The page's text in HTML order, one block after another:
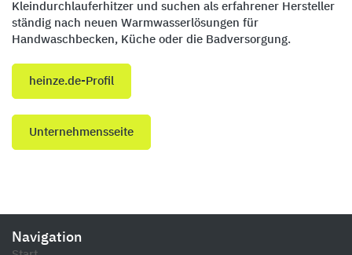
Kleindurchlauferhitzer und suchen als erfahrener Hersteller
ständig nach neuen Warmwasserlösungen für
Handwaschbecken, Küche oder die Badversorgung.
heinze.de-Profil
Unternehmensseite
Navigation